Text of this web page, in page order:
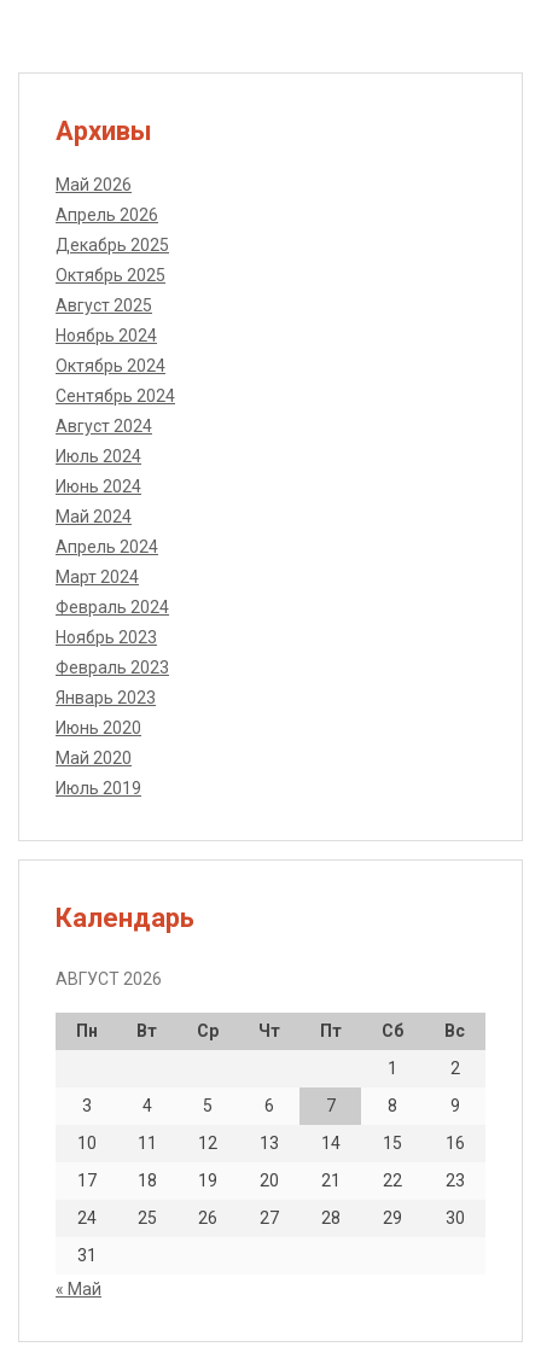
Архивы
Май 2026
Апрель 2026
Декабрь 2025
Октябрь 2025
Август 2025
Ноябрь 2024
Октябрь 2024
Сентябрь 2024
Август 2024
Июль 2024
Июнь 2024
Май 2024
Апрель 2024
Март 2024
Февраль 2024
Ноябрь 2023
Февраль 2023
Январь 2023
Июнь 2020
Май 2020
Июль 2019
Календарь
АВГУСТ 2026
Пн Вт Ср Чт Пт Сб
Вс
1
2
3
4 5 6 7 8
9
10
11 12 13 14 15
16
17
18 19 20 21 22
23
24
25 26 27 28 29
30
31
« Май